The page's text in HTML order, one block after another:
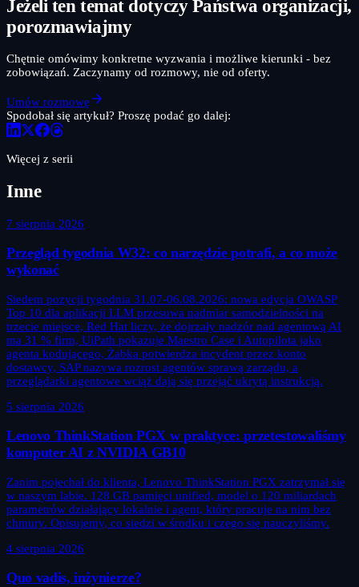
Jeżeli ten temat dotyczy Państwa organizacji,
porozmawiajmy
Chętnie omówimy konkretne wyzwania i możliwe kierunki - bez
zobowiązań. Zaczynamy od rozmowy, nie od oferty.
Umów rozmowę
Spodobał się artykuł? Proszę podać go dalej:
Więcej z serii
Inne
7 sierpnia 2026
Przegląd tygodnia W32: co narzędzie potrafi, a co może
wykonać
Siedem pozycji tygodnia 31.07-06.08.2026: nowa edycja OWASP
Top 10 dla aplikacji LLM przesuwa nadmiar samodzielności na
trzecie miejsce, Red Hat liczy, że dojrzały nadzór nad agentową AI
ma 31 % firm, UiPath pokazuje Maestro Case i Autopilota jako
agenta kodującego, Żabka potwierdza incydent przez konto
dostawcy, SAP nazywa rozrost agentów sprawą zarządu, a
przeglądarki agentowe wciąż dają się przejąć ukrytą instrukcją.
5 sierpnia 2026
Lenovo ThinkStation PGX w praktyce: przetestowaliśmy
komputer AI z NVIDIA GB10
Zanim pojechał do klienta, Lenovo ThinkStation PGX zatrzymał się
w naszym labie. 128 GB pamięci unified, model o 120 miliardach
parametrów działający lokalnie i agent, który pracuje na nim bez
chmury. Opisujemy, co siedzi w środku i czego się nauczyliśmy.
4 sierpnia 2026
Quo vadis, inżynierze?